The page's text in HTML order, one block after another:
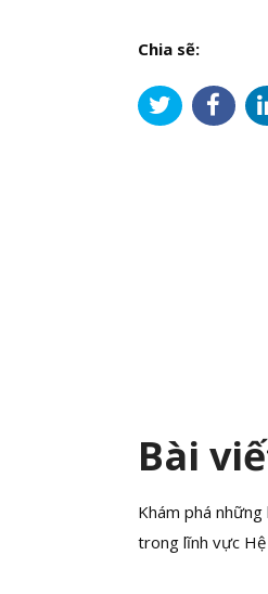
Chia sẽ:
Bài
Khám phá
trong lĩnh vực Hệ